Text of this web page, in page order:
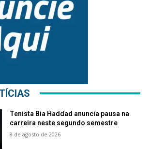
Tenista Bia Haddad anuncia pausa na
carreira neste segundo semestre
8 de agosto de 2026